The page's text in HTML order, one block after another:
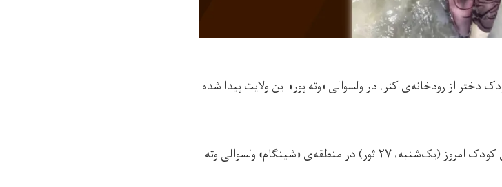
از رودخانه‌ی کنر، در ولسوالی «وته پور» این ولایت پیدا شده
دو منبع محلی در کنر گفته‌اند که جسد این کودک امروز (یک‌شنبه، ۲۷ ثور) در منطقه‌ی «شینگام» ولسوالی وته